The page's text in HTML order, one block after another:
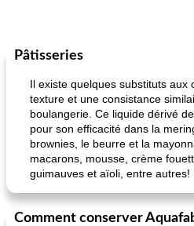
Pâtisseries
Il existe quelques substituts
texture et une consistance
boulangerie. Ce liquide dérivé
pour son efficacité dans la
brownies, le beurre et la
macarons, mousse, crème
guimauves et aïoli, entre autres!
Comment conserver